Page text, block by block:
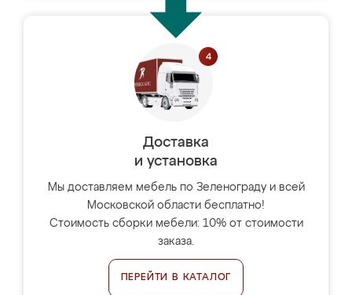
Доставка
и установка
Мы доставляем мебель по Зеленограду и всей
Московской области бесплатно!
Стоимость сборки мебели: 10% от стоимости
заказа.
ПЕРЕЙТИ В КАТАЛОГ